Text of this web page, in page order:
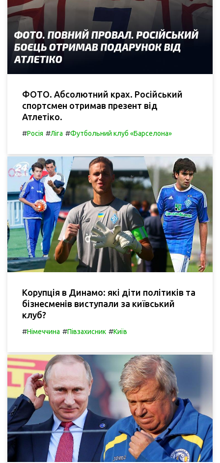
ФОТО. Абсолютний крах. Російський
спортсмен отримав презент від
Атлетіко.
#Росія #Ліга #Футбольний клуб «Барселона»
Корупція в Динамо: які діти політиків та
бізнесменів виступали за київський
клуб?
#Німеччина #Півзахисник #Київ